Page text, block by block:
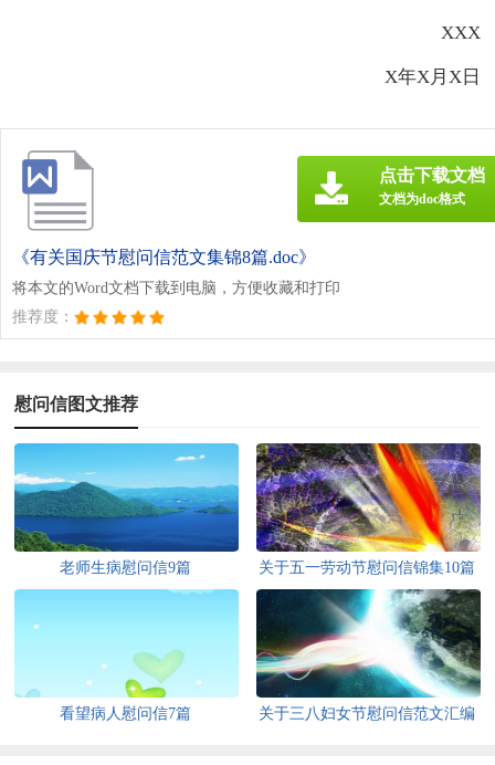
XXX
X年X月X日
《有关国庆节慰问信范文集锦8篇.doc》
将本文的Word文档下载到电脑，方便收藏和打印
推荐度：
点击下载文档
文档为doc格式
慰问信图文推荐
老师生病慰问信9篇 关于五一劳动节慰问信锦集10篇
看望病人慰问信7篇
关于三八妇女节慰问信范文汇编